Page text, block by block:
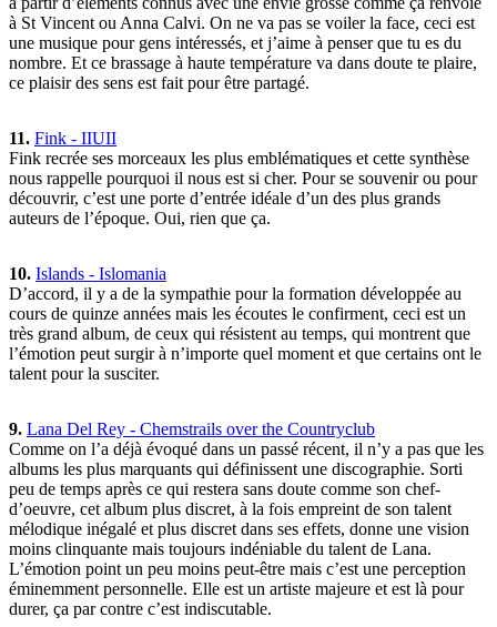
à St Vincent ou Anna Calvi. On ne va pas se voiler la face, ceci est
une musique pour gens intéressés, et j’aime à penser que tu es du
nombre. Et ce brassage à haute température va dans doute te plaire,
ce plaisir des sens est fait pour être partagé.
11. Fink - IIUII
Fink recrée ses morceaux les plus emblématiques et cette synthèse
nous rappelle pourquoi il nous est si cher. Pour se souvenir ou pour
découvrir, c’est une porte d’entrée idéale d’un des plus grands
auteurs de l’époque. Oui, rien que ça.
10. Islands - Islomania
D’accord, il y a de la sympathie pour la formation développée au
cours de quinze années mais les écoutes le confirment, ceci est un
très grand album, de ceux qui résistent au temps, qui montrent que
l’émotion peut surgir à n’importe quel moment et que certains ont le
talent pour la susciter.
9. Lana Del Rey - Chemstrails over the Countryclub
Comme on l’a déjà évoqué dans un passé récent, il n’y a pas que les
albums les plus marquants qui définissent une discographie. Sorti
peu de temps après ce qui restera sans doute comme son chef-
d’oeuvre, cet album plus discret, à la fois empreint de son talent
mélodique inégalé et plus discret dans ses effets, donne une vision
moins clinquante mais toujours indéniable du talent de Lana.
L’émotion point un peu moins peut-être mais c’est une perception
éminemment personnelle. Elle est un artiste majeure et est là pour
durer, ça par contre c’est indiscutable.